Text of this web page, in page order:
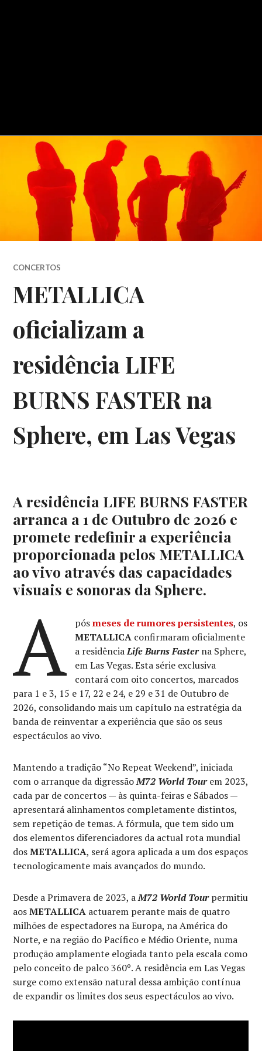
CONCERTOS
METALLICA
oficializam a
residência LIFE
BURNS FASTER na
Sphere, em Las Vegas
A residência LIFE BURNS FASTER
arranca a 1 de Outubro de 2026 e
promete redefinir a experiência
proporcionada pelos METALLICA
ao vivo através das capacidades
visuais e sonoras da Sphere.
A pósmeses de rumores persistentes, os
METALLICAconfirmaram oficialmente
a residênciaLife Burns Fasterna Sphere,
em Las Vegas. Esta série exclusiva
contará com oito concertos, marcados
para 1 e 3, 15 e 17, 22 e 24, e 29 e 31 de Outubro de
2026, consolidando mais um capítulo na estratégia da
banda de reinventar a experiência que são os seus
espectáculos ao vivo.
Mantendo a tradição “No Repeat Weekend”, iniciada
com o arranque da digressãoM72 World Tourem 2023,
cada par de concertos — às quinta-feiras e Sábados —
apresentará alinhamentos completamente distintos,
sem repetição de temas. A fórmula, que tem sido um
dos elementos diferenciadores da actual rota mundial
dosMETALLICA, será agora aplicada a um dos espaços
tecnologicamente mais avançados do mundo.
Desde a Primavera de 2023, aM72 World Tourpermitiu
aosMETALLICA actuarem perante mais de quatro
milhões de espectadores na Europa, na América do
Norte, e na região do Pacífico e Médio Oriente, numa
produção amplamente elogiada tanto pela escala como
pelo conceito de palco 360º. A residência em Las Vegas
surge como extensão natural dessa ambição contínua
de expandir os limites dos seus espectáculos ao vivo.